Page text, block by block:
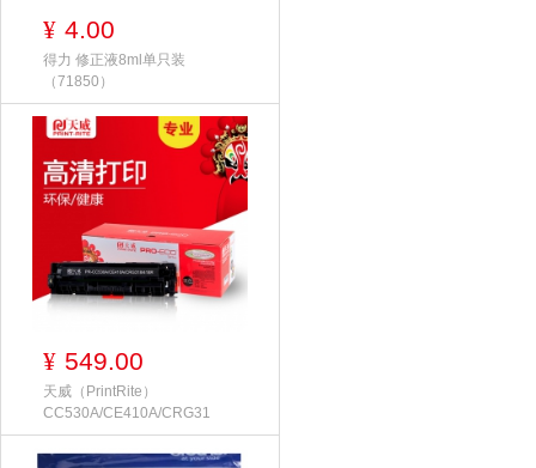
¥ 4.00
得力 修正液8ml单只装
（71850）
¥ 549.00
天威（PrintRite）
CC530A/CE410A/CRG31